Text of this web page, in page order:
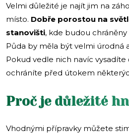
Velmi důležité je najít jim na
místo. Dobře porostou na
stanovišti, kde budou
Půda by měla být velmi úrodná
Pokud vedle nich navíc vysadíte
ochráníte před útokem
Proč je důležité
Vhodnými přípravky můžete